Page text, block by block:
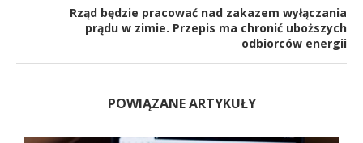
Rząd będzie pracować nad zakazem wyłączania
prądu w zimie. Przepis ma chronić uboższych
odbiorców energii
POWIĄZANE ARTYKUŁY